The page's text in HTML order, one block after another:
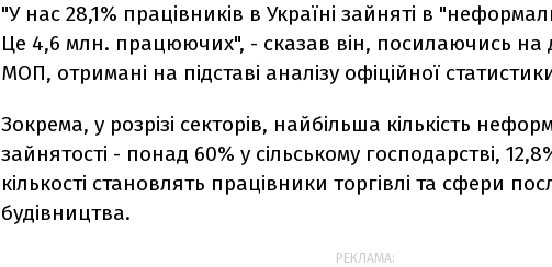
"У нас 28,1% працівників в Україні зайняті в
Це 4,6 млн. працюючих", - сказав він, посилаючись на
МОП, отримані на підставі аналізу офіційної
Зокрема, у розрізі секторів, найбільша кількість
зайнятості - понад 60% у сільському господарстві,
кількості становлять працівники торгівлі та сфери
будівництва.
РЕКЛАМА: